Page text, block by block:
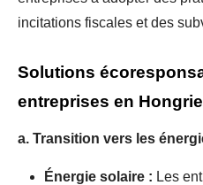
incitations fiscales et des
Solutions
entreprises en Hongrie
a. Transition vers les
Énergie solaire : Les